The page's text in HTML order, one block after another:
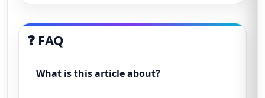
❓ FAQ
What is this article about?